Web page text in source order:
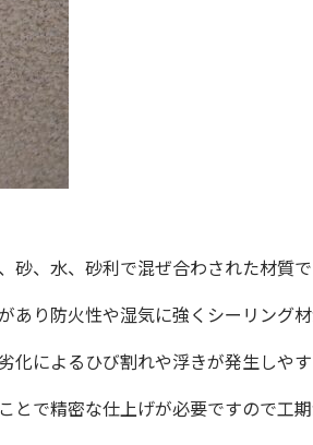
砂、水、砂利で混ぜ合わされた材質で
あり防火性や湿気に強くシーリング材
化によるひび割れや浮きが発生しやす
とで精密な仕上げが必要ですので工